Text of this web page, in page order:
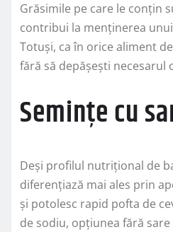
Grăsimile pe care le conțin
contribui la menținerea
Totuși, ca în orice aliment
fără să depășești necesarul
Semințe cu
Deși profilul nutrițional de
diferențiază mai ales prin
și potolesc rapid pofta de
de sodiu, opțiunea fără